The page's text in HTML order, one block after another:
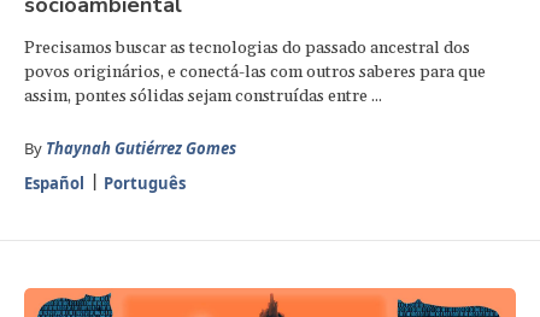
Precisamos buscar as tecnologias do passado ancestral dos
povos originários, e conectá-las com outros saberes para que
assim, pontes sólidas sejam construídas entre ...
By Thaynah Gutiérrez Gomes
Español
Português